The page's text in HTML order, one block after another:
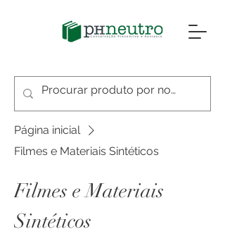
Página inicial
Filmes e Materiais Sintéticos
Filmes e Materiais
Sintéticos